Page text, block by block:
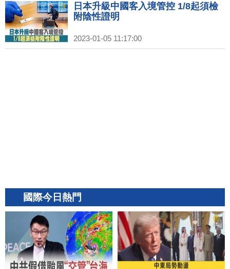
日本升級中國客入境管控 1/8起須檢
附陰性證明
2023-01-05 11:17:00
國際今日熱門